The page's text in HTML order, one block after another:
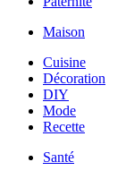
Maison
Cuisine
Décoration
DIY
Mode
Recette
Santé